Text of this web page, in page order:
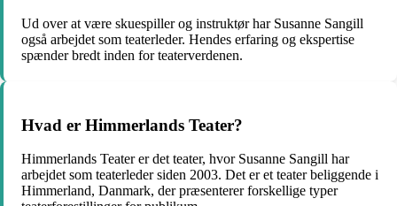
Ud over at være skuespiller og instruktør har Susanne Sangill
også arbejdet som teaterleder. Hendes erfaring og ekspertise
spænder bredt inden for teaterverdenen.
Hvad er Himmerlands Teater?
Himmerlands Teater er det teater, hvor Susanne Sangill har
arbejdet som teaterleder siden 2003. Det er et teater beliggende i
Himmerland, Danmark, der præsenterer forskellige typer